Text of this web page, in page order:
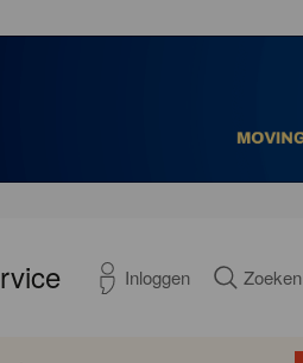
Inloggen Zoeken